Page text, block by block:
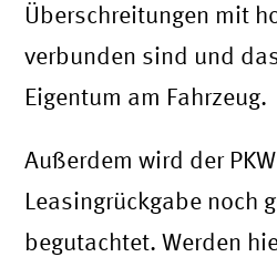
Überschreitungen mit
verbunden sind und
Eigentum am Fahrzeug.
Außerdem wird der
Leasingrückgabe noch
begutachtet. Werden